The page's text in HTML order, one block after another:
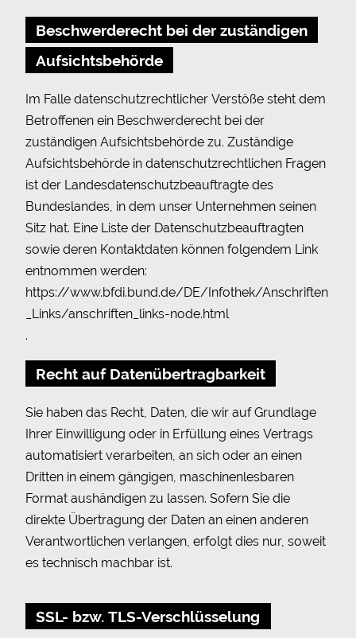
Beschwerderecht bei der zuständigen
Aufsichtsbehörde
Im Falle datenschutzrechtlicher Verstöße steht dem
Betroffenen ein Beschwerderecht bei der
zuständigen Aufsichtsbehörde zu. Zuständige
Aufsichtsbehörde in datenschutzrechtlichen Fragen
ist der Landesdatenschutzbeauftragte des
Bundeslandes, in dem unser Unternehmen seinen
Sitz hat. Eine Liste der Datenschutzbeauftragten
sowie deren Kontaktdaten können folgendem Link
entnommen werden:
https://www.bfdi.bund.de/DE/Infothek/Anschriften
_Links/anschriften_links-node.html
.
Recht auf Datenübertragbarkeit
Sie haben das Recht, Daten, die wir auf Grundlage
Ihrer Einwilligung oder in Erfüllung eines Vertrags
automatisiert verarbeiten, an sich oder an einen
Dritten in einem gängigen, maschinenlesbaren
Format aushändigen zu lassen. Sofern Sie die
direkte Übertragung der Daten an einen anderen
Verantwortlichen verlangen, erfolgt dies nur, soweit
es technisch machbar ist.
SSL- bzw. TLS-Verschlüsselung